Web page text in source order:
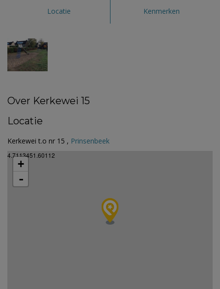
Locatie Kenmerken
Over Kerkewei 15
Locatie
Kerkewei t.o nr 15 , Prinsenbeek
4.7113451.60112
+
-